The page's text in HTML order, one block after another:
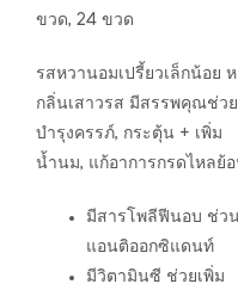
ขวด, 24 ขวด
รสหวานอมเปรี้ยวเล็กน้อย
กลิ่นเสาวรส มีสรรพคุณช่วย
บำรุงครรภ์, กระตุ้น + เพิ่ม
น้ำนม, แก้อาการกรดไหลย้
มีสารโพลีฟีนอบ ช่วน
แอนติออกซิแดนท์
มีวิตามินซี ช่วยเพิ่ม